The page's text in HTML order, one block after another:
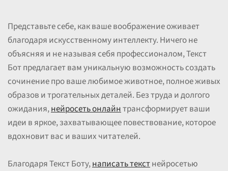
Представьте себе, как ваше воображение оживает
благодаря искусственному интеллекту. Ничего не
объясняя и не называя себя профессионалом, Текст
Бот предлагает вам уникальную возможность создать
сочинение про ваше любимое животное, полное живых
образов и трогательных деталей. Без труда и долгого
ожидания,нейросеть онлайнтрансформирует ваши
идеи в яркое, захватывающее повествование, которое
вдохновит вас и ваших читателей.
Благодаря Текст Боту,написать текстнейросетью